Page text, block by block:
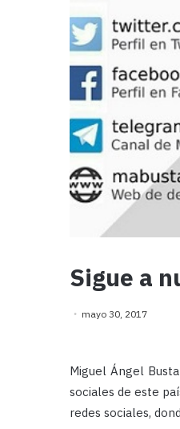
Sigue a
mayo 30, 2017
Miguel Ángel
sociales de este
redes sociales,